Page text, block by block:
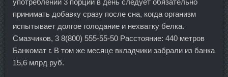
принимать добавку сразу после сна, когда организм
испытывает долгое голодание и нехватку белка.
Смазчиков, 3 8(800) 555-55-50 Расстояние: 440 метров
Банкомат г. В том же месяце вкладчики забрали из банка
15,6 млрд руб.